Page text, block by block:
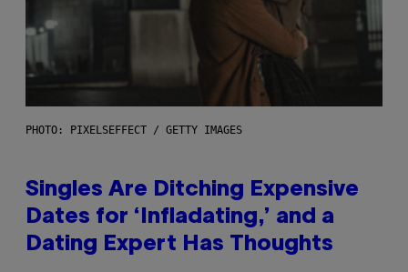
PHOTO: PIXELSEFFECT / GETTY IMAGES
Singles Are Ditching Expensive
Dates for ‘Infladating,’ and a
Dating Expert Has Thoughts